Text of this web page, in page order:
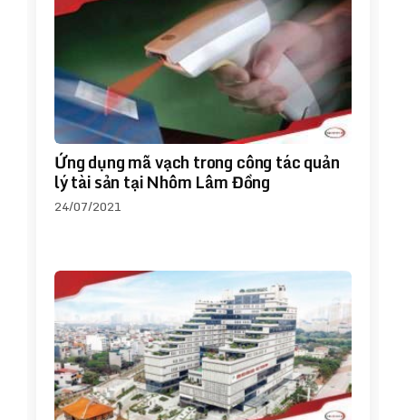
Ứng dụng mã vạch trong công tác quản
lý tài sản tại Nhôm Lâm Đồng
24/07/2021